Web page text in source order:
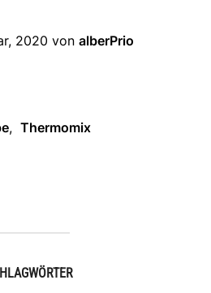
2020 von alberPrio
, Thermomix